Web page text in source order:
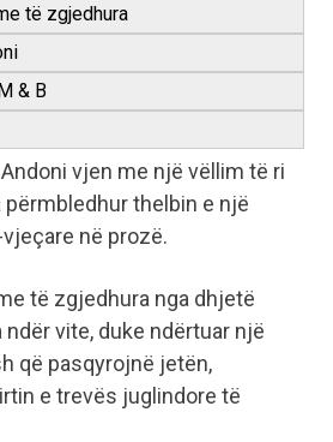
të zgjedhura
& B
vjen me një vëllim të ri
përmbledhur thelbin e një
në prozë.
të zgjedhura nga dhjetë
vite, duke ndërtuar një
që pasqyrojnë jetën,
e trevës juglindore të